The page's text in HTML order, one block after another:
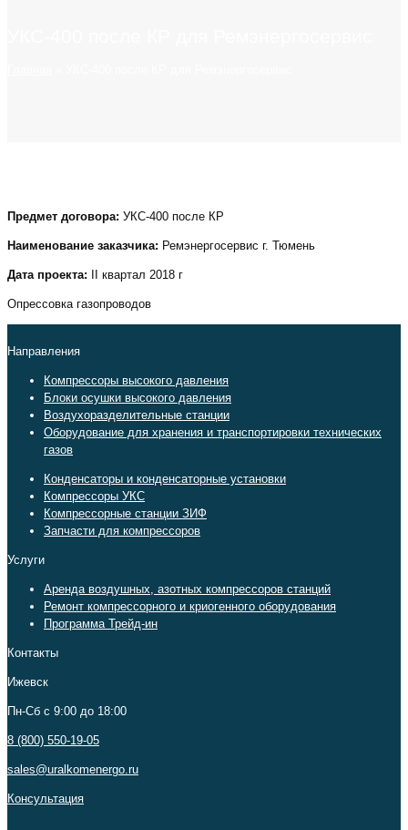
Предмет договора: УКС-400 после КР
Наименование заказчика: Ремэнергосервис г. Тюмень
Дата проекта: II квартал 2018 г
Опрессовка газопроводов
Направления
Компрессоры высокого давления
Блоки осушки высокого давления
Воздухоразделительные станции
Оборудование для хранения и транспортировки технических
газов
Конденсаторы и конденсаторные установки
Компрессоры УКС
Компрессорные станции ЗИФ
Запчасти для компрессоров
Услуги
Аренда воздушных, азотных компрессоров станций
Ремонт компрессорного и криогенного оборудования
Программа Трейд-ин
Контакты
Ижевск
Пн-Сб c 9:00 до 18:00
8 (800) 550-19-05
sales@uralkomenergo.ru
Консультация